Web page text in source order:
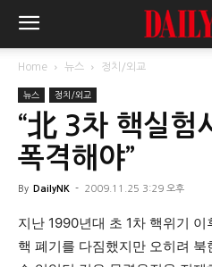
Home 뉴스 정치/외교
뉴스 정치/외교
“北 3차 핵실험
폭격해야”
By DailyNK - 2009.11.25 3:29 오후
지난 1990년대 초 1차 핵위기
핵 폐기를 다짐했지만 오히려